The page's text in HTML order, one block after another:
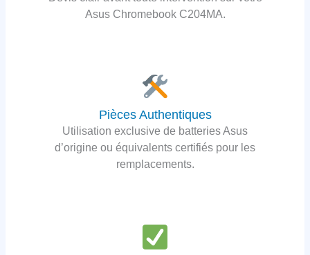
Asus Chromebook C204MA.
Pièces Authentiques
Utilisation exclusive de batteries Asus
d’origine ou équivalents certifiés pour les
remplacements.